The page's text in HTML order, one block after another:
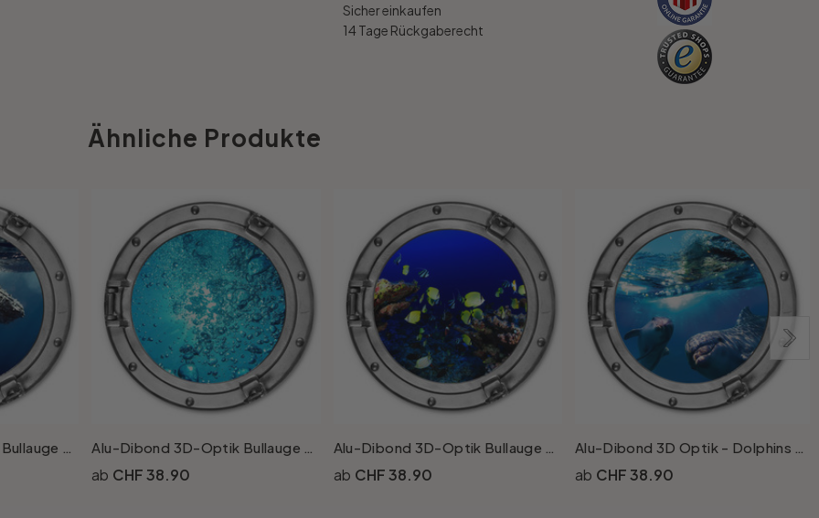
Sicher einkaufen
14 Tage Rückgaberecht
Ähnliche Produkte
Alu-Dibond 3D-Optik Bullauge - Buckelwal auf Tauchgang - Rund Alu-Dibond 3D-Optik Bullauge - Sound of a Ocean - Rund
CHF 38.90
Alu-Dibond 3D-Optik Bullauge - Bunte Unterwasserwelt - neongelbe Fische - Rund
CHF 38.90
Alu-Dibond 3D Optik - Dolphins Underwater - Rund
CHF 38.90